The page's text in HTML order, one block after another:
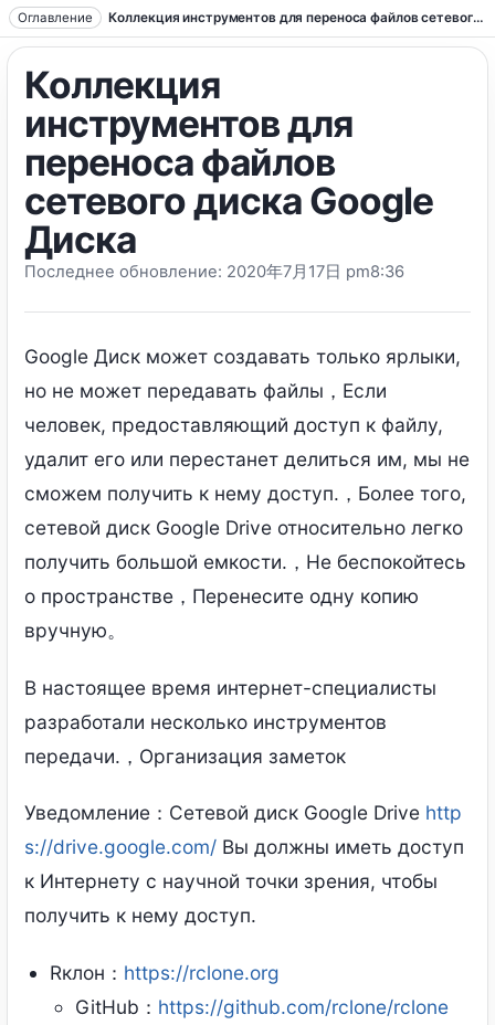
Перейти к тексту
Оглавление Коллекция инструментов для переноса файлов сетевого диска Google Диска
Коллекция
инструментов для
переноса файлов
сетевого диска Google
Диска
Последнее обновление: 2020年7月17日 pm8:36
Google Диск может создавать только ярлыки,
но не может передавать файлы，Если
человек, предоставляющий доступ к файлу,
удалит его или перестанет делиться им, мы не
сможем получить к нему доступ.，Более того,
сетевой диск Google Drive относительно легко
получить большой емкости.，Не беспокойтесь
о пространстве，Перенесите одну копию
вручную。
В настоящее время интернет-специалисты
разработали несколько инструментов
передачи.，Организация заметок
Уведомление：Сетевой диск Google Drive http
s://drive.google.com/Вы должны иметь доступ
к Интернету с научной точки зрения, чтобы
получить к нему доступ.
Rклон： https://rclone.org
GitHub： https://github.com/rclone/rclone